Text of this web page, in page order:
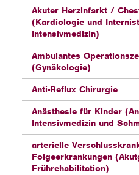
Akuter Herzinfarkt /
(Kardiologie und
Intensivmedizin)
Ambulantes
(Gynäkologie)
Anti-Reflux Chirurgie
Anästhesie für Kinder
Intensivmedizin und
arterielle
Folgeerkrankungen
Frührehabilitation)